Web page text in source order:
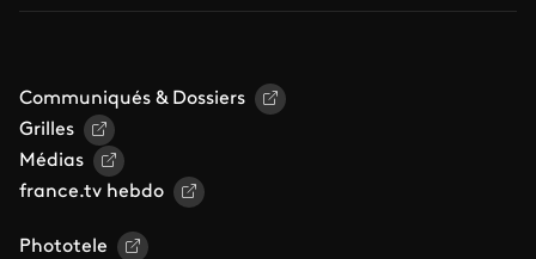
Communiqués & Dossiers
Grilles
Médias
france.tv hebdo
Phototele